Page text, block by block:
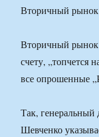
Вторичный рынок
Вторичный
счету, „топчется
все опрошенные
Так,
Шевченко